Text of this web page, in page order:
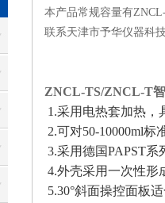
本产品常规容量有
联系天津市予华仪器科
ZNCL-TS/ZNCL-T
1.采用电热套加热
2.可对50-10000ml
3.采用德国PAPST
4.外壳采用一次性形
5.30°斜面操控面板